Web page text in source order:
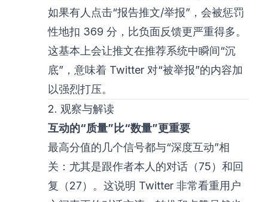
如果有人点击“报告推文/举报”，会被惩罚
性地扣 369 分，比负面反馈更严重得多。
这基本上会让推文在推荐系统中瞬间“沉
底”，意味着 Twitter 对“被举报”的内容加
以强烈打压。
2. 观察与解读
互动的“质量”比“数量”更重要
最高分值的几个信号都与“深度互动”相
关：尤其是跟作者本人的对话（75）和回
复（27）。这说明 Twitter 非常看重用户